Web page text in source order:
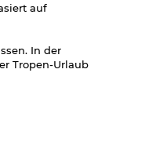
auf
In der
Tropen-Urlaub